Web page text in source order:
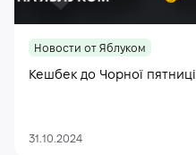
Новости от Яблуком
Кешбек до Чорної пятниці
31.10.2024